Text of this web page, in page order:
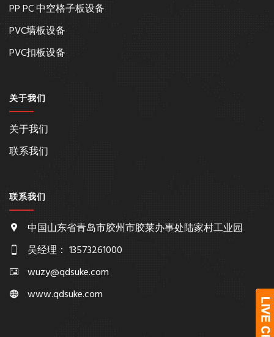
PP PC 中空格子板设备
PVC墙板设备
PVC扣板设备
关于我们
关于我们
联系我们
联系我们
中国山东省青岛市胶州市胶莱办事处陆家村工业园
吴经理： 13573261000
wuzy@qdsuke.com
www.qdsuke.com